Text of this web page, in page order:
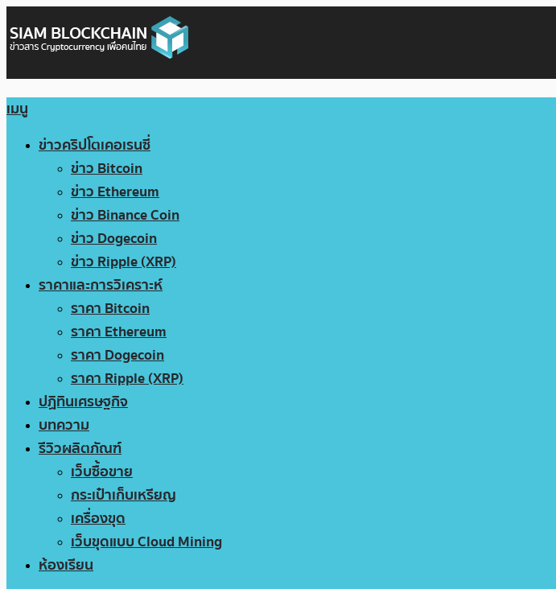
เมนู
ข่าวคริปโตเคอเรนซี่
ข่าว Bitcoin
ข่าว Ethereum
ข่าว Binance Coin
ข่าว Dogecoin
ข่าว Ripple (XRP)
ราคาและการวิเคราะห์
ราคา Bitcoin
ราคา Ethereum
ราคา Dogecoin
ราคา Ripple (XRP)
ปฏิทินเศรษฐกิจ
บทความ
รีวิวผลิตภัณฑ์
เว็บซื้อขาย
กระเป๋าเก็บเหรียญ
เครื่องขุด
เว็บขุดแบบ Cloud Mining
ห้องเรียน